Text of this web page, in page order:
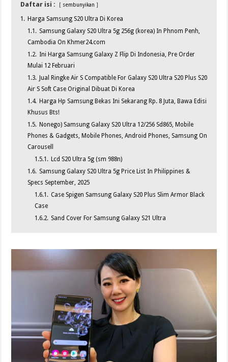
Daftar isi : sembunyikan
1. Harga Samsung S20 Ultra Di Korea
1.1. Samsung Galaxy S20 Ultra 5g 256g (korea) In Phnom Penh,
Cambodia On Khmer24.com
1.2. Ini Harga Samsung Galaxy Z Flip Di Indonesia, Pre Order
Mulai 12 Februari
1.3. Jual Ringke Air S Compatible For Galaxy S20 Ultra S20 Plus S20
Air S Soft Case Original Dibuat Di Korea
1.4. Harga Hp Samsung Bekas Ini Sekarang Rp. 8 Juta, Bawa Edisi
Khusus Bts!
1.5. Nonego) Samsung Galaxy S20 Ultra 12/256 Sd865, Mobile
Phones & Gadgets, Mobile Phones, Android Phones, Samsung On
Carousell
1.5.1. Lcd S20 Ultra 5g (sm 988n)
1.6. Samsung Galaxy S20 Ultra 5g Price List In Philippines &
Specs September, 2025
1.6.1. Case Spigen Samsung Galaxy S20 Plus Slim Armor Black
Case
1.6.2. Sand Cover For Samsung Galaxy S21 Ultra